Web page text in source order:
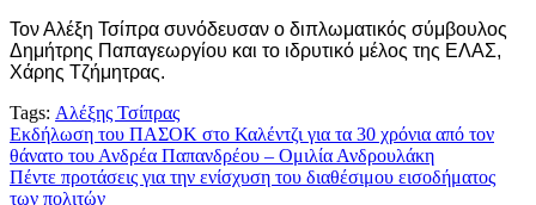
Τον Αλέξη Τσίπρα συνόδευσαν ο διπλωματικός σύμβουλος
Δημήτρης Παπαγεωργίου και το ιδρυτικό μέλος της ΕΛΑΣ,
Χάρης Τζήμητρας.
Tags: Αλέξης Τσίπρας
Πλοήγηση
άρθρων
Εκδήλωση του ΠΑΣΟΚ στο Καλέντζι για τα 30 χρόνια από τον
θάνατο του Ανδρέα Παπανδρέου – Ομιλία Ανδρουλάκη
Πέντε προτάσεις για την ενίσχυση του διαθέσιμου εισοδήματος
των πολιτών